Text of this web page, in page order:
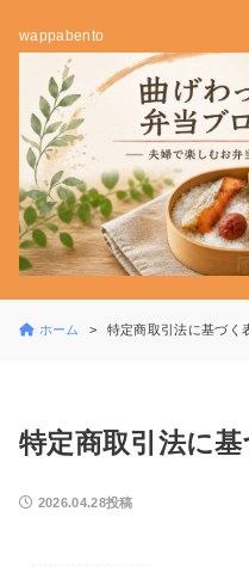
wappabento
ホーム 特定商取引法に基づく
特定商取引法に
2026.04.28投稿